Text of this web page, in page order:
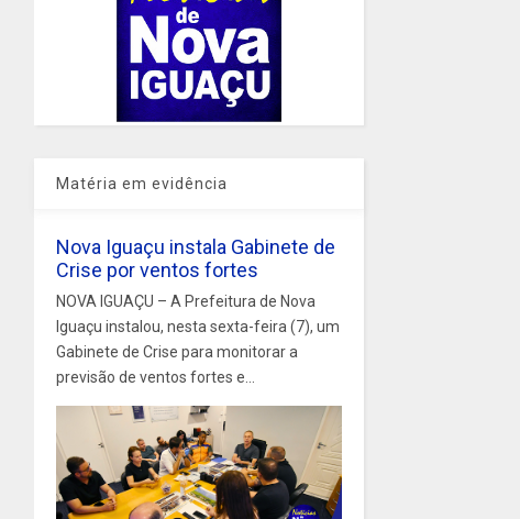
Matéria em evidência
Nova Iguaçu instala Gabinete de
Crise por ventos fortes
NOVA IGUAÇU – A Prefeitura de Nova
Iguaçu instalou, nesta sexta-feira (7), um
Gabinete de Crise para monitorar a
previsão de ventos fortes e...